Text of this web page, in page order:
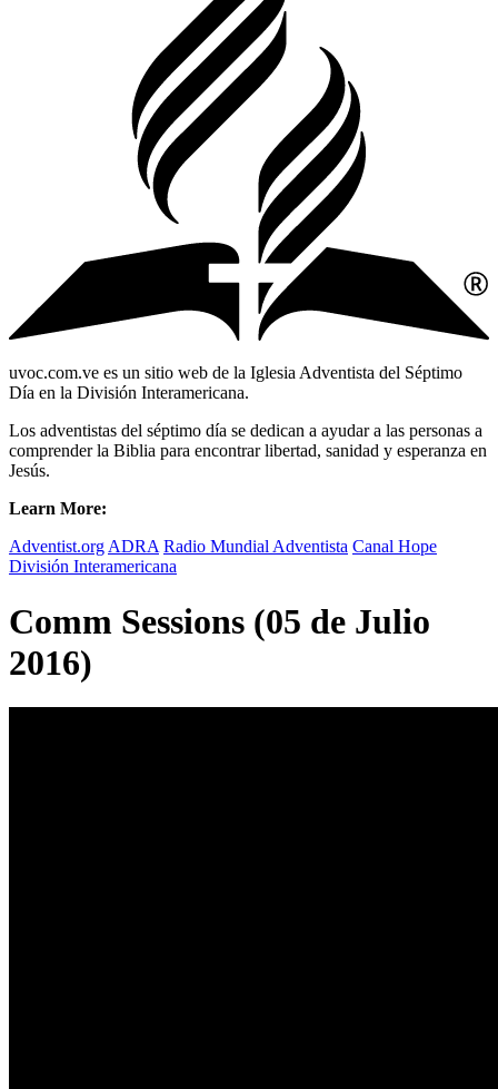
uvoc.com.ve es un sitio web de la Iglesia Adventista del Séptimo
Día en la División Interamericana.
Los adventistas del séptimo día se dedican a ayudar a las personas a
comprender la Biblia para encontrar libertad, sanidad y esperanza en
Jesús.
Learn More:
Adventist.org ADRA Radio Mundial Adventista Canal Hope
División Interamericana
Comm Sessions (05 de Julio
2016)